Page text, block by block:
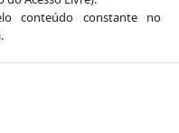
conteúdo constante no